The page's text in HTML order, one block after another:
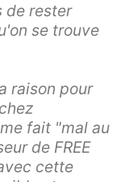
de rester
se trouve
raison pour
fait "mal au
de FREE
cette